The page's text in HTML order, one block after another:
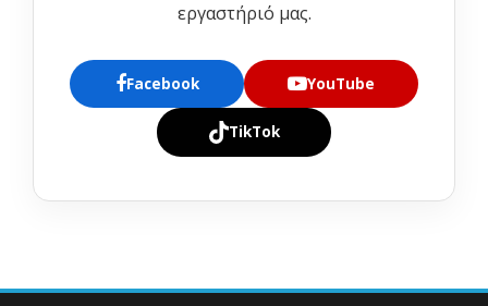
εργαστήριό μας.
Facebook YouTube
TikTok